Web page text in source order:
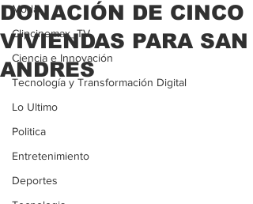
Moda
Clipcinemax_TV
Ciencia e Innovación
Tecnología y Transformación Digital
Lo Ultimo
Politica
Entretenimiento
Deportes
DONACIÓN DE CINCO
VIVIENDAS PARA SAN
ANDRES